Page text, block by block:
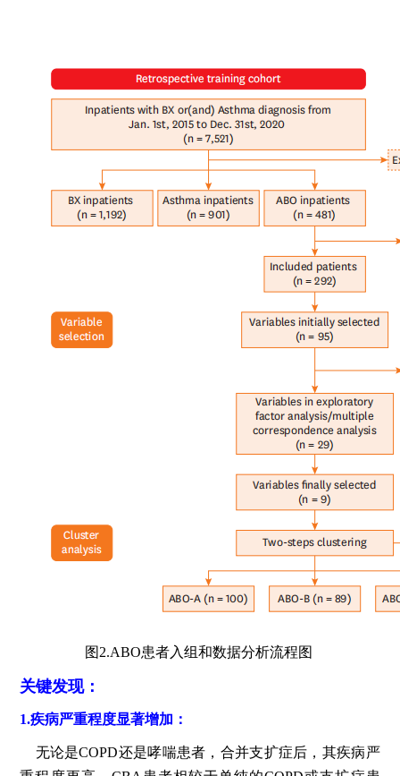
图2.ABO患者入组和数据分析流程图
关键发现：
1.疾病严重程度显著增加：
无论是COPD还是哮喘患者，合并支扩症后，其疾病严